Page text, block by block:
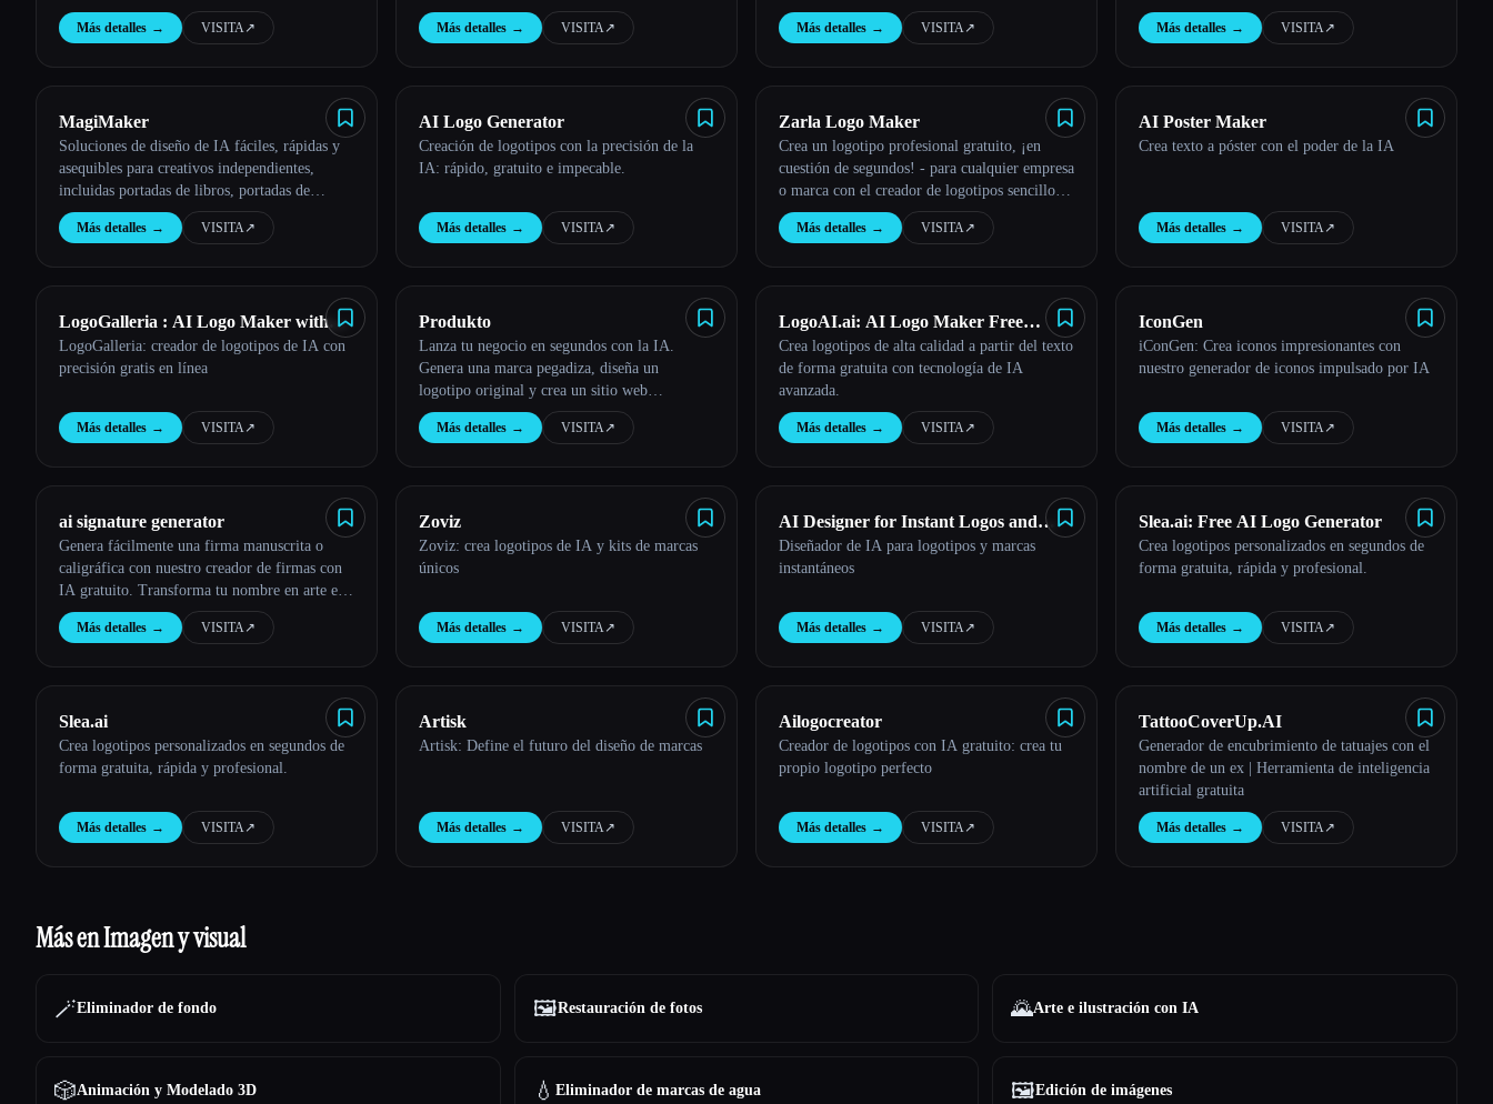
Más detalles → VISITA↗︎ Más detalles → VISITA↗︎
- Stockimg AI
Más detalles → VISITA↗︎ Más detalles → VISITA↗︎
MagiMaker
Soluciones de diseño de IA fáciles, rápidas y
asequibles para creativos independientes,
incluidas portadas de libros, portadas de
podcasts, logotipos y más.
Más detalles → VISITA↗︎
AI Logo Generator
Creación de logotipos con la precisión de la
IA: rápido, gratuito e impecable.
Más detalles → VISITA↗︎
Zarla Logo Maker
Crea un logotipo profesional gratuito, ¡en
cuestión de segundos! - para cualquier empresa
o marca con el creador de logotipos sencillo e
intuitivo de Zarla.
Más detalles → VISITA↗︎
AI Poster Maker
Crea texto a póster con el poder de la IA
Más detalles → VISITA↗︎
LogoGalleria : AI Logo Maker with
Precision Free Online
LogoGalleria: creador de logotipos de IA con
precisión gratis en línea
Más detalles → VISITA↗︎
Produkto
Lanza tu negocio en segundos con la IA.
Genera una marca pegadiza, diseña un
logotipo original y crea un sitio web
profesional con facilidad.
Más detalles → VISITA↗︎
LogoAI.ai: AI Logo Maker Free
Online
Crea logotipos de alta calidad a partir del texto
de forma gratuita con tecnología de IA
avanzada.
Más detalles → VISITA↗︎
IconGen
iConGen: Crea iconos impresionantes con
nuestro generador de iconos impulsado por IA
Más detalles → VISITA↗︎
ai signature generator
Genera fácilmente una firma manuscrita o
caligráfica con nuestro creador de firmas con
IA gratuito. Transforma tu nombre en arte en
Internet. No se necesita ninguna aplicación.
Más detalles → VISITA↗︎
Zoviz
Zoviz: crea logotipos de IA y kits de marcas
únicos
Más detalles → VISITA↗︎
AI Designer for Instant Logos and
Branding
Diseñador de IA para logotipos y marcas
instantáneos
Más detalles → VISITA↗︎
Slea.ai: Free AI Logo Generator
Crea logotipos personalizados en segundos de
forma gratuita, rápida y profesional.
Más detalles → VISITA↗︎
Slea.ai
Crea logotipos personalizados en segundos de
forma gratuita, rápida y profesional.
Más detalles → VISITA↗︎
Artisk
Artisk: Define el futuro del diseño de marcas
Más detalles → VISITA↗︎
Ailogocreator
Creador de logotipos con IA gratuito: crea tu
propio logotipo perfecto
Más detalles → VISITA↗︎
TattooCoverUp.AI
Generador de encubrimiento de tatuajes con el
nombre de un ex | Herramienta de inteligencia
artificial gratuita
Más detalles → VISITA↗︎
Más en Imagen y visual
🪄Eliminador de fondo 🖼️Restauración de fotos 🌄Arte e ilustración con IA
🎲Animación y Modelado 3D 💧 Eliminador de marcas de agua 🖼️Edición de imágenes